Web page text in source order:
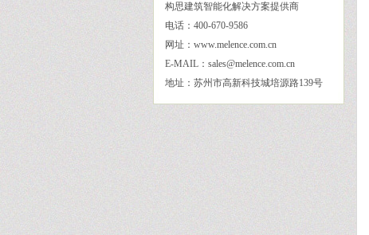
构思建筑智能化解决方案提供商
电话：400-670-9586
网址：www.melence.com.cn
E-MAIL：sales@melence.com.cn
地址：苏州市高新科技城培源路139号